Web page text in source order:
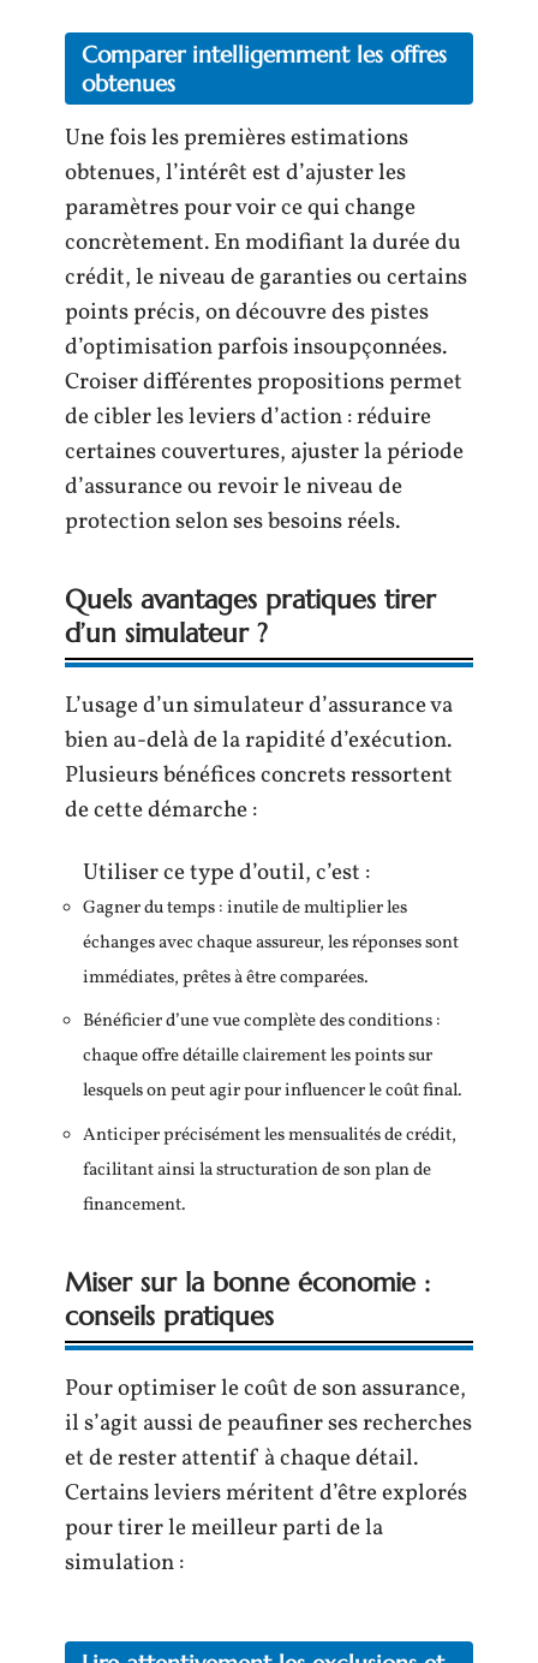
Comparer intelligemment les offres
obtenues
Une fois les premières estimations
obtenues, l’intérêt est d’ajuster les
paramètres pour voir ce qui change
concrètement. En modifiant la durée du
crédit, le niveau de garanties ou certains
points précis, on découvre des pistes
d’optimisation parfois insoupçonnées.
Croiser différentes propositions permet
de cibler les leviers d’action : réduire
certaines couvertures, ajuster la période
d’assurance ou revoir le niveau de
protection selon ses besoins réels.
Quels avantages pratiques tirer
d’un simulateur ?
L’usage d’un simulateur d’assurance va
bien au-delà de la rapidité d’exécution.
Plusieurs bénéfices concrets ressortent
de cette démarche :
Utiliser ce type d’outil, c’est :
Gagner du temps : inutile de multiplier les
échanges avec chaque assureur, les réponses sont
immédiates, prêtes à être comparées.
Bénéficier d’une vue complète des conditions :
chaque offre détaille clairement les points sur
lesquels on peut agir pour influencer le coût final.
Anticiper précisément les mensualités de crédit,
facilitant ainsi la structuration de son plan de
financement.
Miser sur la bonne économie :
conseils pratiques
Pour optimiser le coût de son assurance,
il s’agit aussi de peaufiner ses recherches
et de rester attentif à chaque détail.
Certains leviers méritent d’être explorés
pour tirer le meilleur parti de la
simulation :